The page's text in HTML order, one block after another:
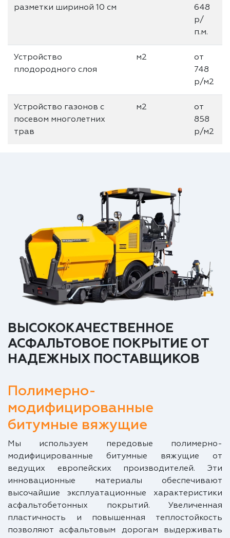
разметки шириной 10 см
648
р/
п.м.
Устройство
плодородного слоя
м2
от
748
р/м2
Устройство газонов с
посевом многолетних
трав
м2
от
858
р/м2
ВЫСОКОКАЧЕСТВЕННОЕ
АСФАЛЬТОВОЕ ПОКРЫТИЕ ОТ
НАДЕЖНЫХ ПОСТАВЩИКОВ
Полимерно-
модифицированные
битумные вяжущие
Мы используем передовые полимерно-
модифицированные битумные вяжущие от
ведущих европейских производителей. Эти
инновационные материалы обеспечивают
высочайшие эксплуатационные характеристики
асфальтобетонных покрытий. Увеличенная
пластичность и повышенная теплостойкость
позволяют асфальтовым дорогам выдерживать